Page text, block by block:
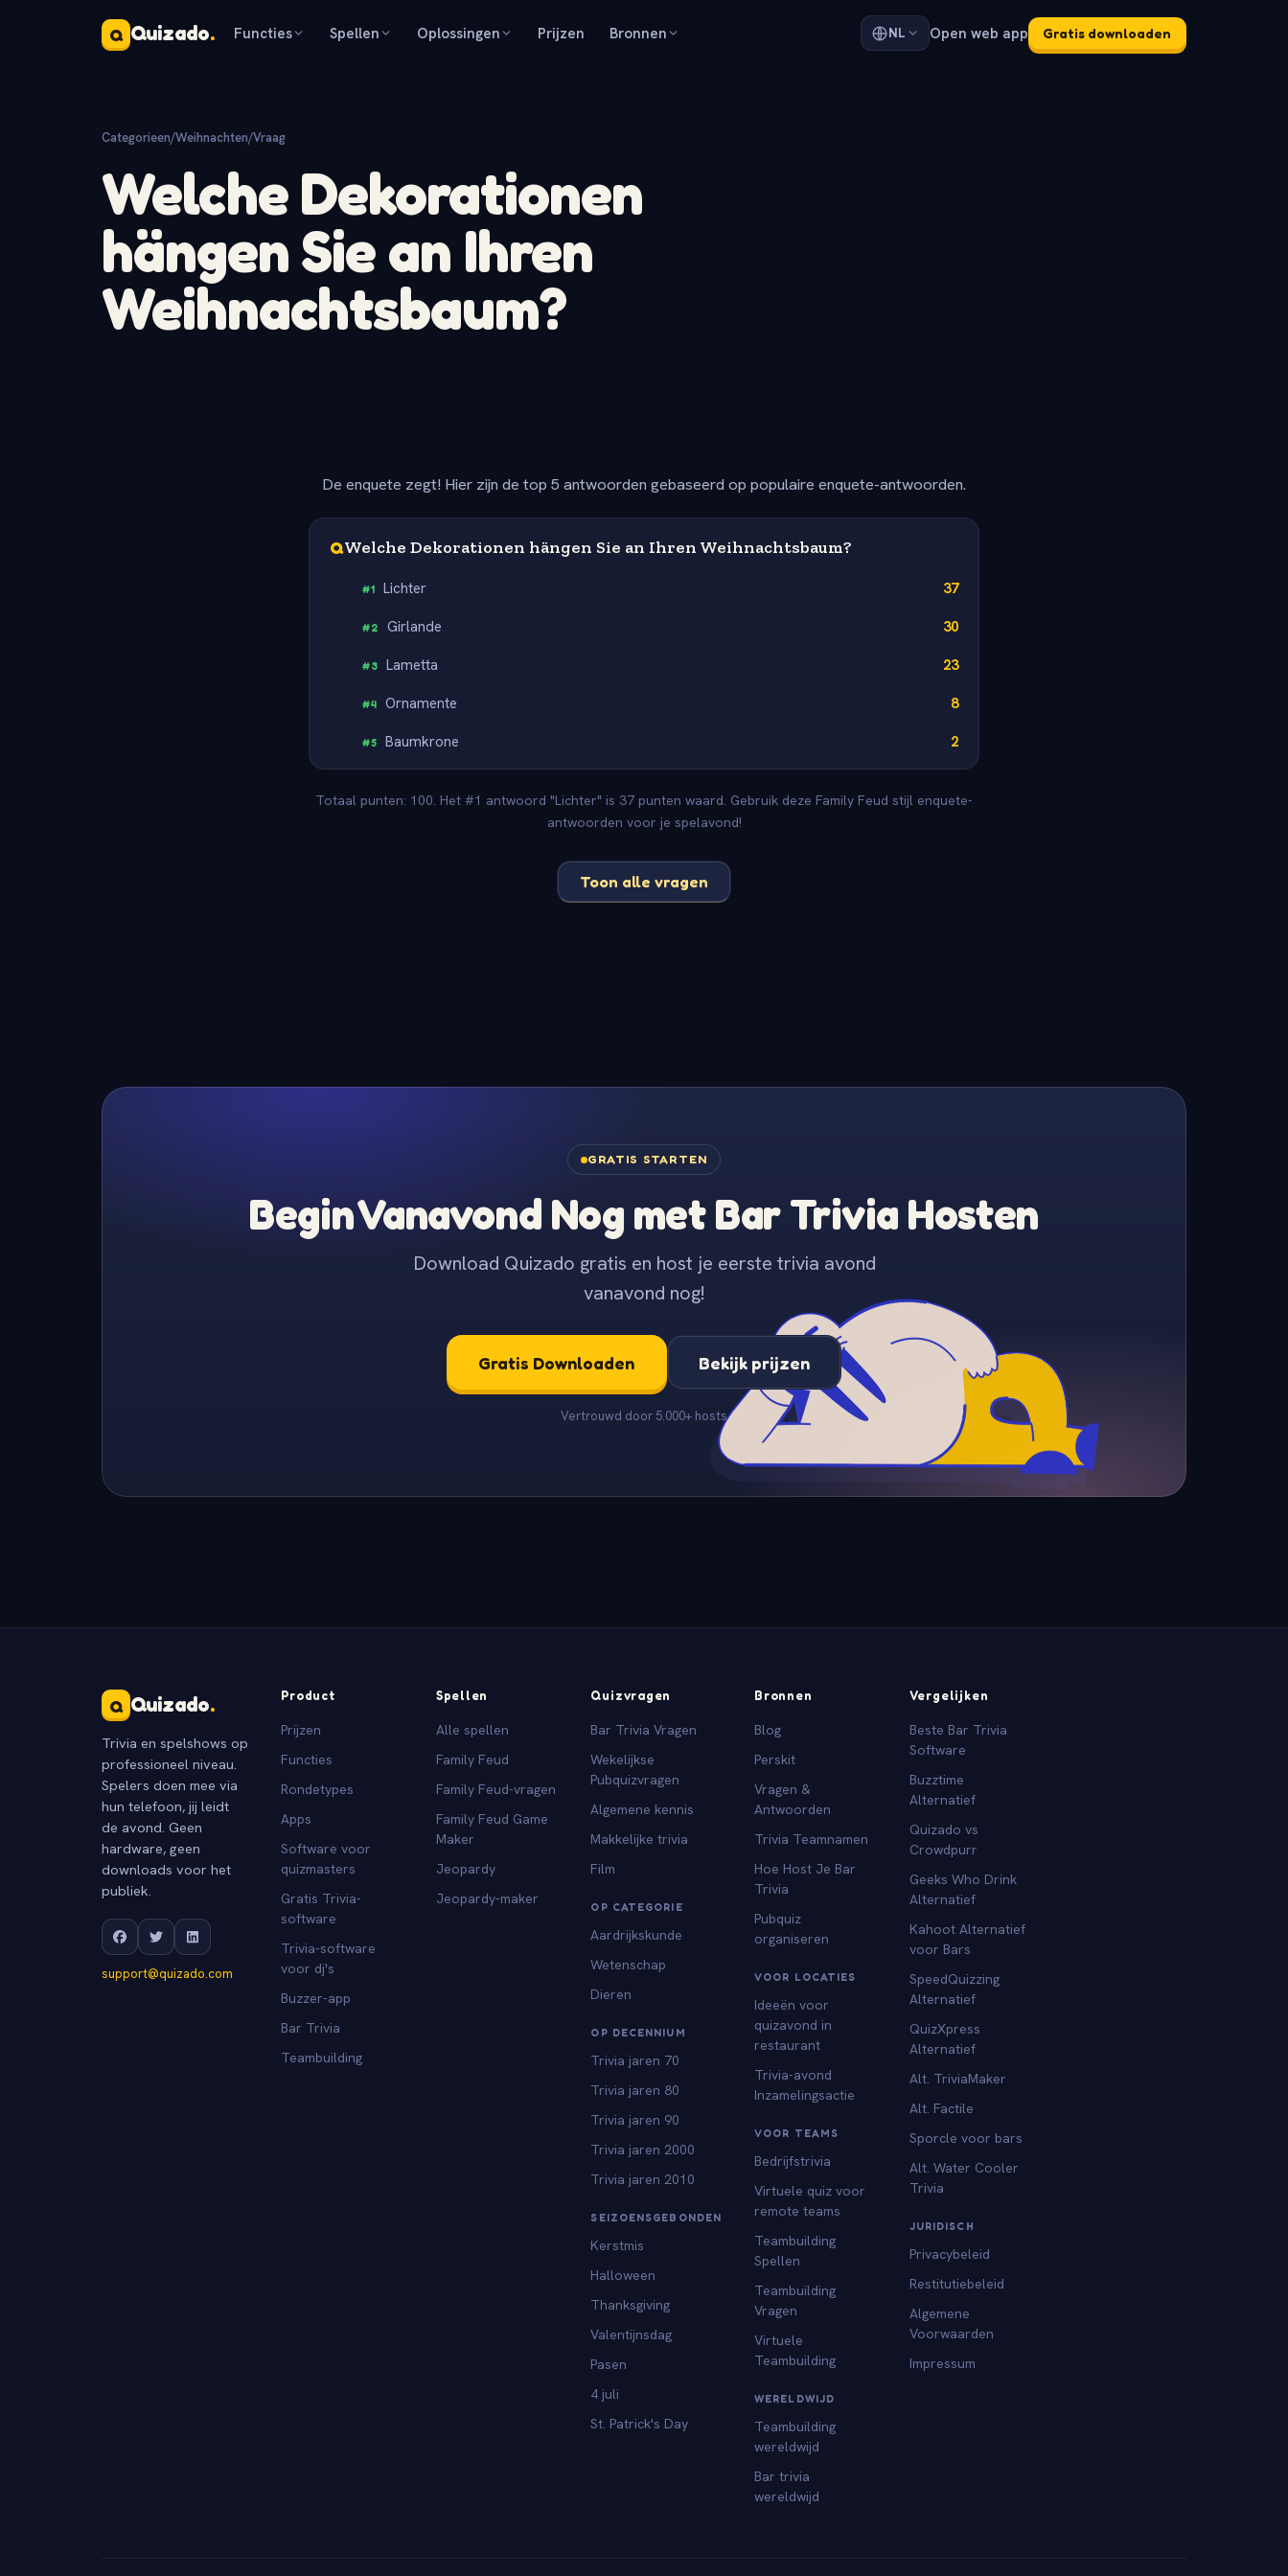
Q Quizado. Functies Spellen Oplossingen Prijzen Bronnen NL Open web app Gratis downloaden
Categorieen/Weihnachten/Vraag
Welche Dekorationen
hängen Sie an Ihren
Weihnachtsbaum?
De enquete zegt! Hier zijn de top 5 antwoorden gebaseerd op populaire enquete-antwoorden.
QWelche Dekorationen hängen Sie an Ihren Weihnachtsbaum?
#1 Lichter 37
#2 Girlande 30
#3 Lametta 23
#4 Ornamente 8
#5 Baumkrone 2
Totaal punten: 100. Het #1 antwoord "Lichter" is 37 punten waard. Gebruik deze Family Feud stijl enquete-
antwoorden voor je spelavond!
Toon alle vragen
GRATIS STARTEN
Begin Vanavond Nog met Bar Trivia Hosten
Download Quizado gratis en host je eerste trivia avond
vanavond nog!
Gratis Downloaden Bekijk prijzen
Vertrouwd door 5.000+ hosts
Q Quizado.
Trivia en spelshows op
professioneel niveau.
Spelers doen mee via
hun telefoon, jij leidt
de avond. Geen
hardware, geen
downloads voor het
publiek.
support@quizado.com
Product
Prijzen
Functies
Rondetypes
Apps
Software voor
quizmasters
Gratis Trivia-
software
Trivia-software
voor dj's
Buzzer-app
Bar Trivia
Teambuilding
Spellen
Alle spellen
Family Feud
Family Feud-vragen
Family Feud Game
Maker
Jeopardy
Jeopardy-maker
Quizvragen
Bar Trivia Vragen
Wekelijkse
Pubquizvragen
Algemene kennis
Makkelijke trivia
Film
OP CATEGORIE
Aardrijkskunde
Wetenschap
Dieren
OP DECENNIUM
Trivia jaren 70
Trivia jaren 80
Trivia jaren 90
Trivia jaren 2000
Trivia jaren 2010
SEIZOENSGEBONDEN
Kerstmis
Halloween
Thanksgiving
Valentijnsdag
Pasen
4 juli
St. Patrick's Day
Bronnen
Blog
Perskit
Vragen &
Antwoorden
Trivia Teamnamen
Hoe Host Je Bar
Trivia
Pubquiz
organiseren
VOOR LOCATIES
Ideeën voor
quizavond in
restaurant
Trivia-avond
Inzamelingsactie
VOOR TEAMS
Bedrijfstrivia
Virtuele quiz voor
remote teams
Teambuilding
Spellen
Teambuilding
Vragen
Virtuele
Teambuilding
WERELDWIJD
Teambuilding
wereldwijd
Bar trivia
wereldwijd
Vergelijken
Beste Bar Trivia
Software
Buzztime
Alternatief
Quizado vs
Crowdpurr
Geeks Who Drink
Alternatief
Kahoot Alternatief
voor Bars
SpeedQuizzing
Alternatief
QuizXpress
Alternatief
Alt. TriviaMaker
Alt. Factile
Sporcle voor bars
Alt. Water Cooler
Trivia
JURIDISCH
Privacybeleid
Restitutiebeleid
Algemene
Voorwaarden
Impressum